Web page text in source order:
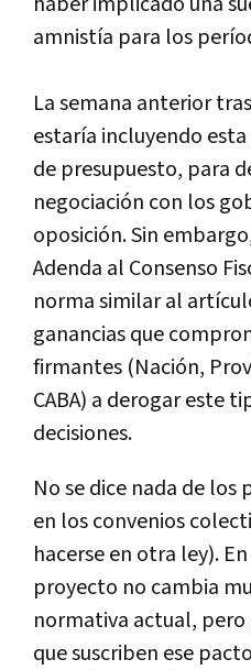
amnistía para los perí
Lasemana anterior
estaría incluyendo esta
de presupuesto, para
negociación con los
oposición.Sin embargo
Adenda al Consenso
normasimilaral artí
gananciasque
firmantes (Nación,
CABA) a derogareste
decisiones.
Nosedice nada de los
en losconvenios
hacerseen otra ley). En
proyecto no cambia
normativa actual, pero
quesuscriben ese pacto